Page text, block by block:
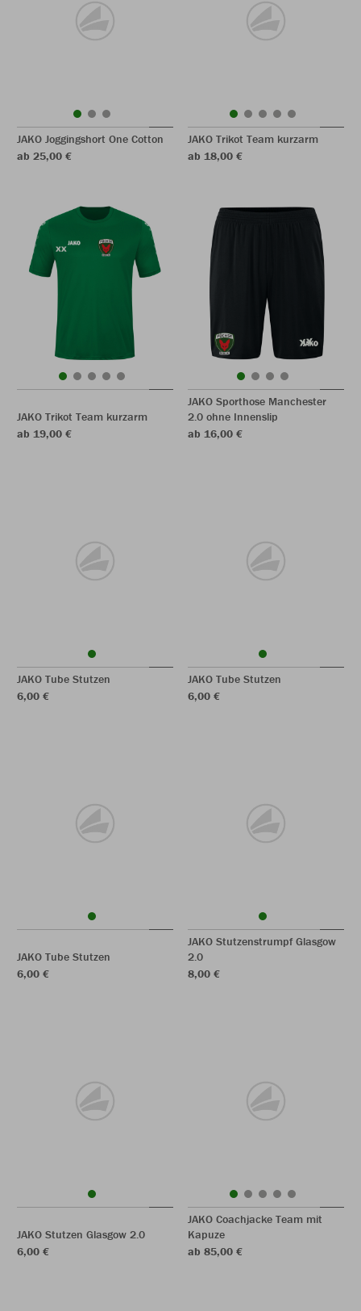
JAKO Joggingshort One Cotton
ab 25,00 €
JAKO Trikot Team kurzarm
ab 18,00 €
JAKO Trikot Team kurzarm
ab 19,00 €
JAKO Sporthose Manchester
2.0 ohne Innenslip
ab 16,00 €
JAKO Tube Stutzen
6,00 €
JAKO Tube Stutzen
6,00 €
JAKO Tube Stutzen
6,00 €
JAKO Stutzenstrumpf Glasgow
2.0
8,00 €
JAKO Stutzen Glasgow 2.0
6,00 €
JAKO Coachjacke Team mit
Kapuze
ab 85,00 €